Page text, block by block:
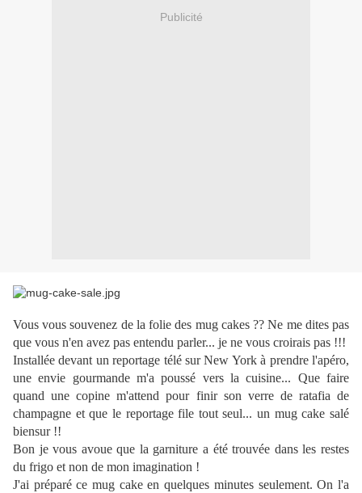
Publicité
Vous vous souvenez de la folie des mug cakes ?? Ne me dites pas
que vous n'en avez pas entendu parler... je ne vous croirais pas !!!
Installée devant un reportage télé sur New York à prendre l'apéro,
une envie gourmande m'a poussé vers la cuisine... Que faire
quand une copine m'attend pour finir son verre de ratafia de
champagne et que le reportage file tout seul... un mug cake salé
biensur !!
Bon je vous avoue que la garniture a été trouvée dans les restes
du frigo et non de mon imagination !
J'ai préparé ce mug cake en quelques minutes seulement. On l'a